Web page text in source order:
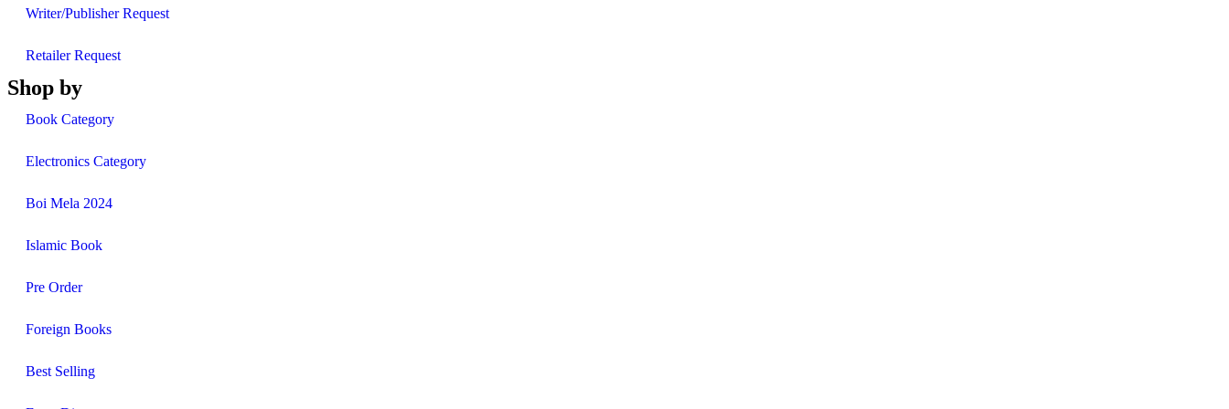
Writer/Publisher Request
Retailer Request
Shop by
Book Category
Electronics Category
Boi Mela 2024
Islamic Book
Pre Order
Foreign Books
Best Selling